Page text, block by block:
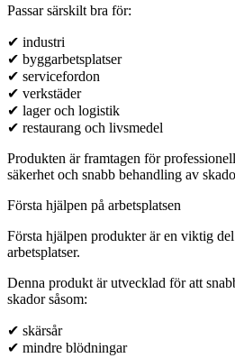
Passar särskilt bra för:
✔ industri
✔ byggarbetsplatser
✔ servicefordon
✔ verkstäder
✔ lager och logistik
✔ restaurang och livsmedel
Produkten är framtagen för
säkerhet och snabb behandling av
Första hjälpen på arbetsplatsen
Första hjälpen produkter är en viktig
arbetsplatser.
Denna produkt är utvecklad för att
skador såsom:
✔ skärsår
✔ mindre blödningar